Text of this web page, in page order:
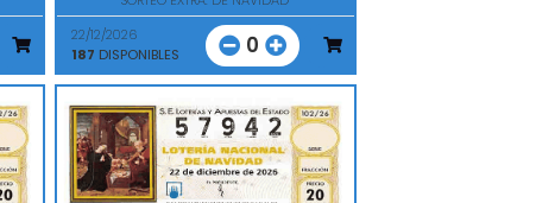
22/12/2026
187 DISPONIBLES 0